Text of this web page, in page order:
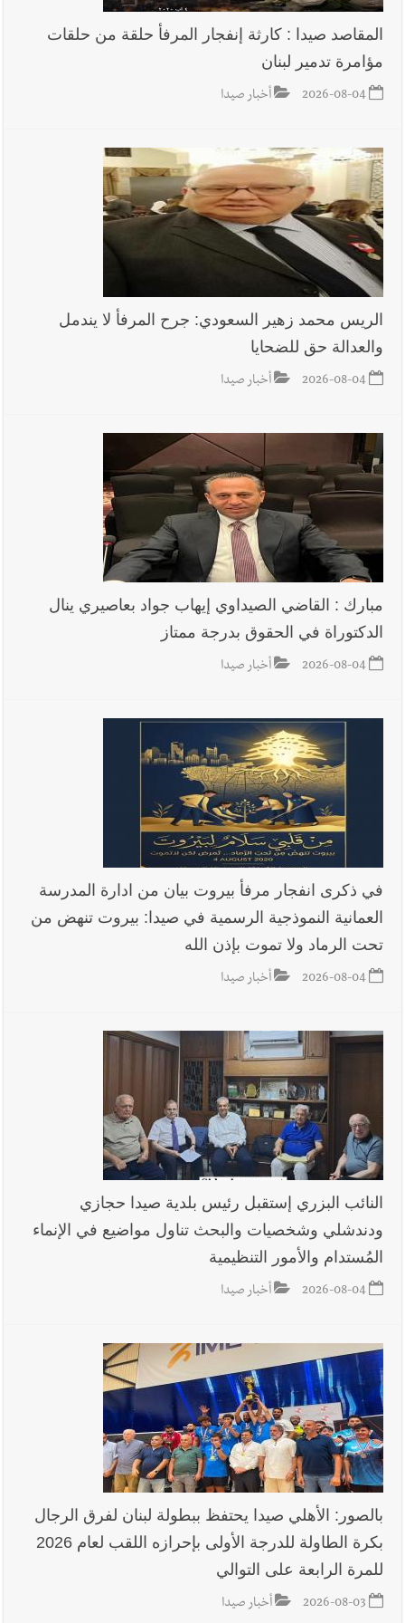
المقاصد صيدا : كارثة إنفجار المرفأ حلقة من حلقات
مؤامرة تدمير لبنان
2026-08-04 أخبار صيدا
الريس محمد زهير السعودي: جرح المرفأ لا يندمل
والعدالة حق للضحايا
2026-08-04 أخبار صيدا
مبارك : القاضي الصيداوي إيهاب جواد بعاصيري ينال
الدكتوراة في الحقوق بدرجة ممتاز
2026-08-04 أخبار صيدا
في ذكرى انفجار مرفأ بيروت بيان من ادارة المدرسة
العمانية النموذجية الرسمية في صيدا: بيروت تنهض من
تحت الرماد ولا تموت بإذن الله
2026-08-04 أخبار صيدا
النائب البزري إستقبل رئيس بلدية صيدا حجازي
ودندشلي وشخصيات والبحث تناول مواضيع في الإنماء
المُستدام والأمور التنظيمية
2026-08-04 أخبار صيدا
بالصور: الأهلي صيدا يحتفظ ببطولة لبنان لفرق الرجال
بكرة الطاولة للدرجة الأولى بإحرازه اللقب لعام 2026
للمرة الرابعة على التوالي
2026-08-03 أخبار صيدا